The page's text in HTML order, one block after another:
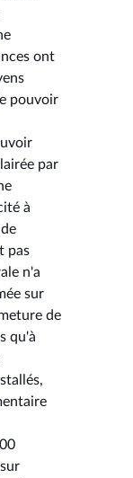
ont
pouvoir
par
à
pas
n'a
sur
de
qu'à